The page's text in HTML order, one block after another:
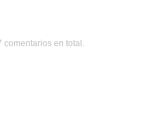
comentarios en total.